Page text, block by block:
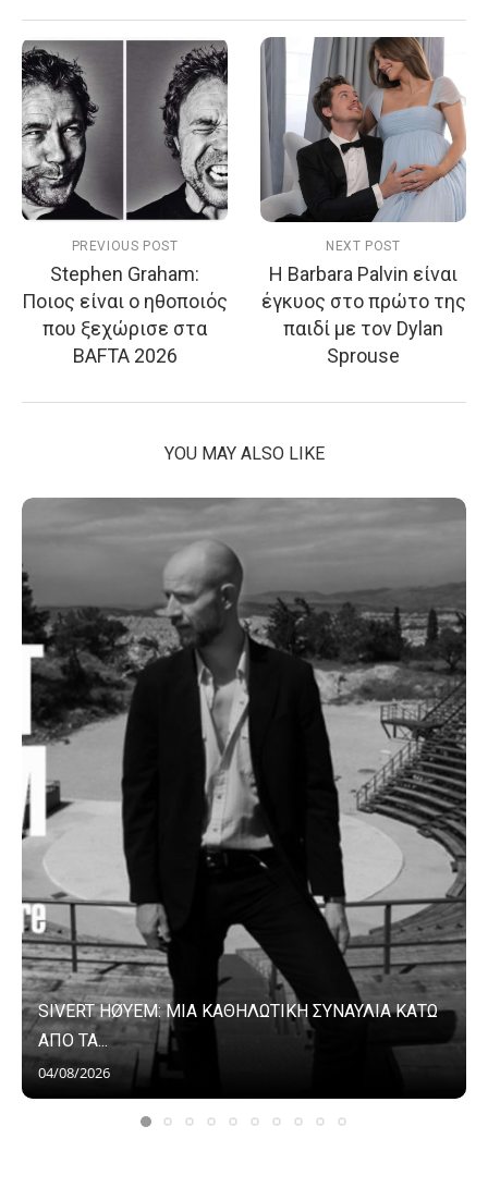
PREVIOUS POST
Stephen Graham:
Ποιος είναι ο ηθοποιός
που ξεχώρισε στα
BAFTA 2026
NEXT POST
Η Barbara Palvin είναι
έγκυος στο πρώτο της
παιδί με τον Dylan
Sprouse
YOU MAY ALSO LIKE
SIVERT HØYEM: ΜΙΑ ΚΑΘΗΛΩΤΙΚΗ ΣΥΝΑΥΛΙΑ ΚΑΤΩ
ΑΠΟ ΤΑ...
04/08/2026